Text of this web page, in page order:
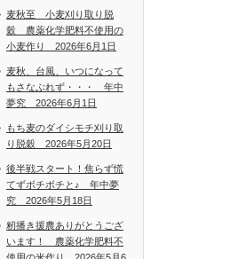
麦秋至 小麦刈り取り脱
穀 農薬化学肥料不使用の
小麦作り 2026年6月1日
麦秋、台風、いつになって
もさなぶれず・・・ 年中
夢究 2026年6月1日
もち麦のダイシモチ刈り取
り脱穀 2026年5月20日
後半戦スタート！焦らず慌
てずボチボチと♪ 年中夢
究 2026年5月18日
籾播き援農ありがとうござ
います！ 農薬化学肥料不